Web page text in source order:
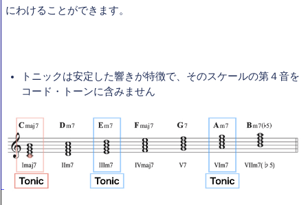
にわけることができます。
トニックは安定した響きが特徴で、そのスケールの第４音を
コード・トーンに含みません